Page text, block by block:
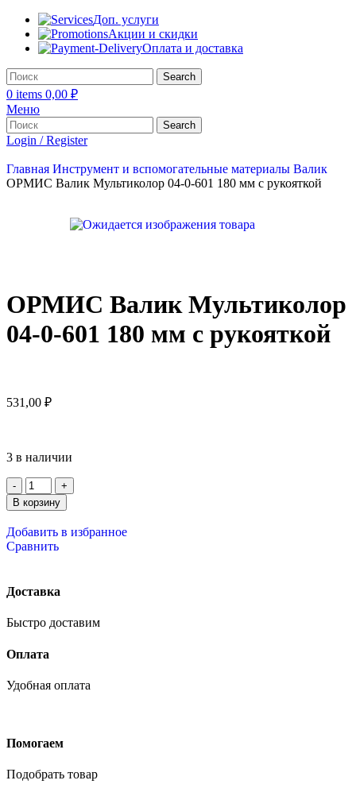
Доп. услуги
Акции и скидки
Оплата и доставка
Search
0 items 0,00 ₽
Меню
Search
Login / Register
Главная Инструмент и вспомогательные материалы Валик
ОРМИС Валик Мультиколор 04-0-601 180 мм с рукояткой
ОРМИС Валик Мультиколор
04-0-601 180 мм с рукояткой
531,00 ₽
3 в наличии
В корзину
Добавить в избранное
Сравнить
Доставка
Быстро доставим
Оплата
Удобная оплата
Помогаем
Подобрать товар